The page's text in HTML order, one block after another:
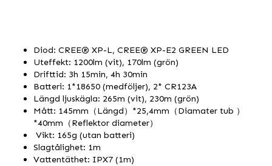
Diod: CREE® XP-L, CREE® XP-E2 GREEN LED
Uteffekt: 1200lm (vit), 170lm (grön)
Drifttid: 3h 15min, 4h 30min
Batteri: 1*18650 (medföljer), 2* CR123A
Längd ljuskägla: 265m (vit), 230m (grön)
Mått: 145mm（Längd）*25,4mm（Diamater tub ）
*40mm（Reflektor diameter）
Vikt: 165g (utan batteri)
Slagtålighet: 1m
Vattentäthet: IPX7 (1m)